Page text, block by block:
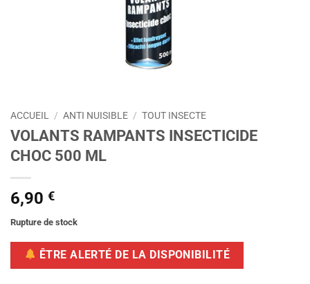
ACCUEIL / ANTI NUISIBLE / TOUT INSECTE
VOLANTS RAMPANTS INSECTICIDE
CHOC 500 ML
6,90 €
Rupture de stock
ÊTRE ALERTÉ DE LA DISPONIBILITÉ